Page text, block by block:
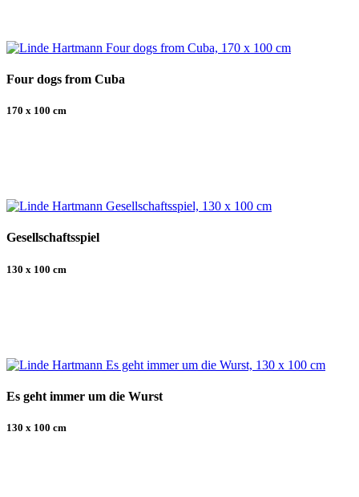
Four dogs from Cuba
170 x 100 cm
Gesellschaftsspiel
130 x 100 cm
Es geht immer um die Wurst
130 x 100 cm